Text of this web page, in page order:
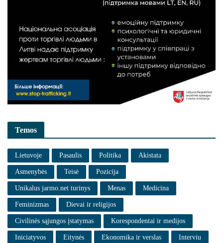
Temos
Lietuvoje Pasaulis Politika Akistata
Asmenybės Teisė Pozicija
Unikalus jarmo.net turinys Menas Medicina
Feminizmas Dievai ir religijos
Civilinės sąjungos įstatymas Korespondentai ir medijos
Iniciatyvos Eitynės Ekonomika ir verslas Interviu